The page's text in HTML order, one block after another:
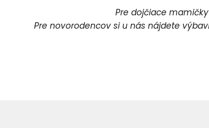
Pre dojčiace
Pre novorodencov si u nás nájdete